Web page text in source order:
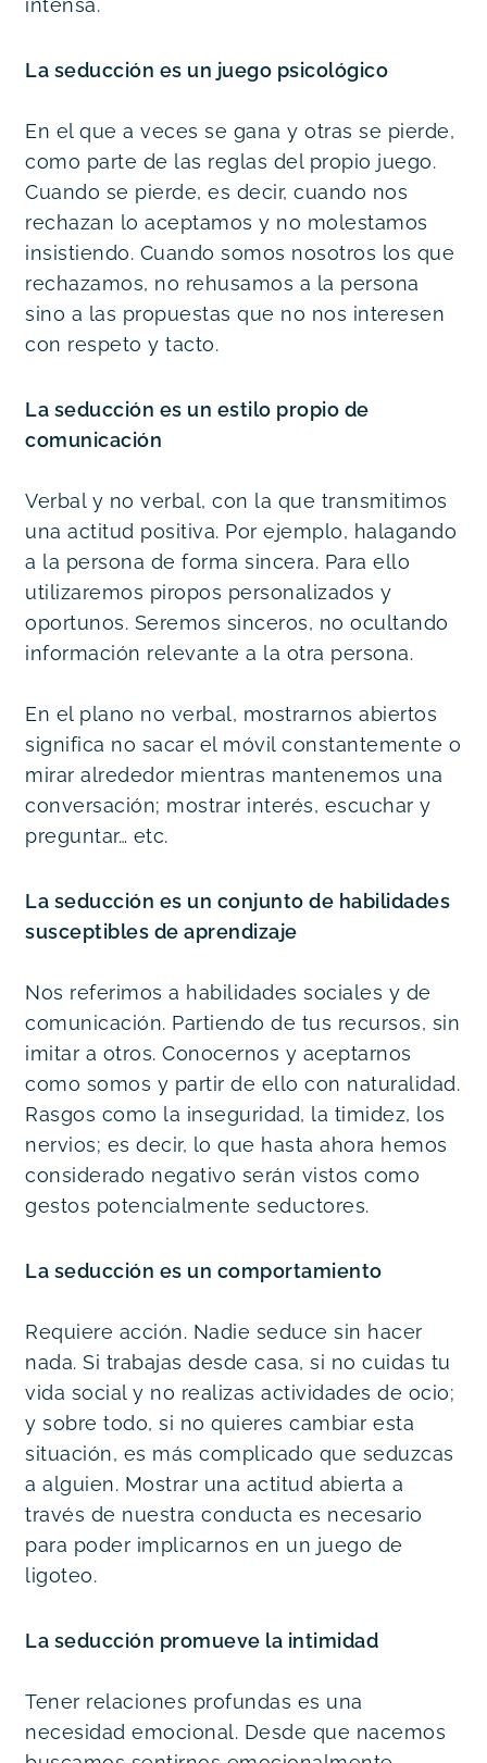
intensa.
La seducción es un juego psicológico
En el que a veces se gana y otras se pierde,
como parte de las reglas del propio juego.
Cuando se pierde, es decir, cuando nos
rechazan lo aceptamos y no molestamos
insistiendo. Cuando somos nosotros los que
rechazamos, no rehusamos a la persona
sino a las propuestas que no nos interesen
con respeto y tacto.
La seducción es un estilo propio de
comunicación
Verbal y no verbal, con la que transmitimos
una actitud positiva. Por ejemplo, halagando
a la persona de forma sincera. Para ello
utilizaremos piropos personalizados y
oportunos. Seremos sinceros, no ocultando
información relevante a la otra persona.
En el plano no verbal, mostrarnos abiertos
significa no sacar el móvil constantemente o
mirar alrededor mientras mantenemos una
conversación; mostrar interés, escuchar y
preguntar… etc.
La seducción es un conjunto de habilidades
susceptibles de aprendizaje
Nos referimos a habilidades sociales y de
comunicación. Partiendo de tus recursos, sin
imitar a otros. Conocernos y aceptarnos
como somos y partir de ello con naturalidad.
Rasgos como la inseguridad, la timidez, los
nervios; es decir, lo que hasta ahora hemos
considerado negativo serán vistos como
gestos potencialmente seductores.
La seducción es un comportamiento
Requiere acción. Nadie seduce sin hacer
nada. Si trabajas desde casa, si no cuidas tu
vida social y no realizas actividades de ocio;
y sobre todo, si no quieres cambiar esta
situación, es más complicado que seduzcas
a alguien. Mostrar una actitud abierta a
través de nuestra conducta es necesario
para poder implicarnos en un juego de
ligoteo.
La seducción promueve la intimidad
Tener relaciones profundas es una
necesidad emocional. Desde que nacemos